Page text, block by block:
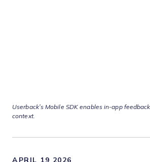
Userback’s Mobile SDK enables in-app
context.
APRIL 19 2026